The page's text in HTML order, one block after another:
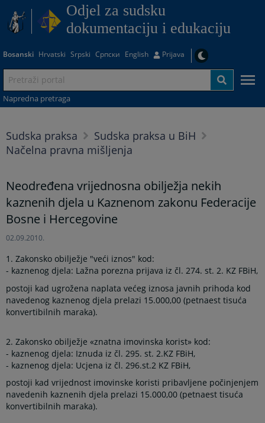
Odjel za sudsku
dokumentaciju i edukaciju
Bosanski Hrvatski Srpski Српски English Prijava
Napredna pretraga
Sudska praksa
Sudska praksa u BiH
Načelna pravna mišljenja
Neodređena vrijednosna obilježja nekih
kaznenih djela u Kaznenom zakonu Federacije
Bosne i Hercegovine
02.09.2010.
1. Zakonsko obilježje "veći iznos" kod:
- kaznenog djela: Lažna porezna prijava iz čl. 274. st. 2. KZ FBiH,
postoji kad ugrožena naplata većeg iznosa javnih prihoda kod
navedenog kaznenog djela prelazi 15.000,00 (petnaest tisuća
konvertibilnih maraka).
2. Zakonsko obilježje «znatna imovinska korist» kod:
- kaznenog djela: Iznuda iz čl. 295. st. 2.KZ FBiH,
- kaznenog djela: Ucjena iz čl. 296.st.2 KZ FBiH,
postoji kad vrijednost imovinske koristi pribavljene počinjenjem
navedenih kaznenih djela prelazi 15.000,00 (petnaest tisuća
konvertibilnih maraka).